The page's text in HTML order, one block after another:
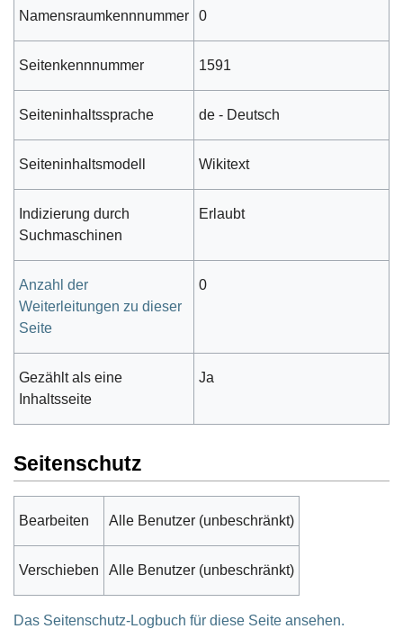
Namensraumkennnummer 0
Seitenkennnummer 1591
Seiteninhaltssprache de - Deutsch
Seiteninhaltsmodell Wikitext
Indizierung durch
Suchmaschinen
Erlaubt
Anzahl der
Weiterleitungen zu dieser
Seite
0
Gezählt als eine
Inhaltsseite
Ja
Seitenschutz
Bearbeiten Alle Benutzer (unbeschränkt)
Verschieben Alle Benutzer (unbeschränkt)
Das Seitenschutz-Logbuch für diese Seite ansehen.